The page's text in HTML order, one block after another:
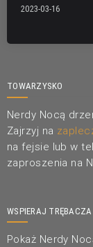
2023-03-16
TOWARZYSKO
Nerdy Nocą
Zajrzyj na
na fejsie lub w
zaproszenia na
WSPIERAJ TRĘBACZA
Pokaż Nerdy